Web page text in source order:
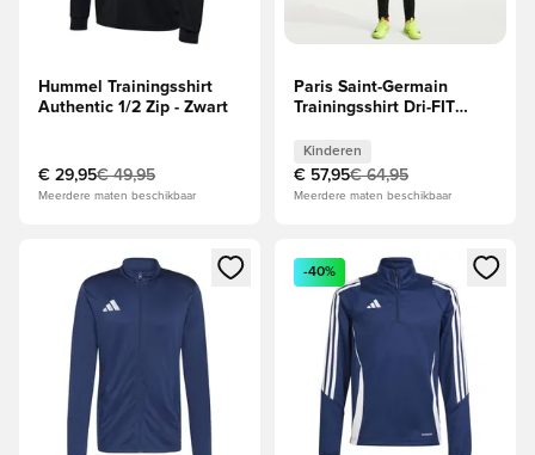
Hummel Trainingsshirt
Authentic 1/2 Zip - Zwart
€ 29,95€ 49,95
Meerdere maten beschikbaar
Paris Saint-Germain
Trainingsshirt Dri-FIT
Kids
Kinderen
€ 57,95€ 64,95
Meerdere maten beschikbaar
Opent een venster om in te loggen of je aan te melden als
Opent een venster om in te
-40%